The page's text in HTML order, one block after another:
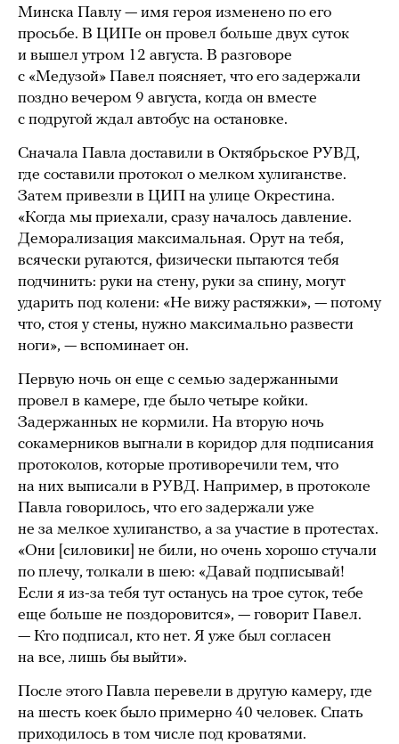
Минска Павлу — имя героя изменено по его
просьбе. В ЦИПе он провел больше двух суток
и вышел утром 12 августа. В разговоре
с «Медузой» Павел поясняет, что его задержали
поздно вечером 9 августа, когда он вместе
с подругой ждал автобус на остановке.
Сначала Павла доставили в Октябрьское РУВД,
где составили протокол о мелком хулиганстве.
Затем привезли в ЦИП на улице Окрестина.
«Когда мы приехали, сразу началось давление.
Деморализация максимальная. Орут на тебя,
всячески ругаются, физически пытаются тебя
подчинить: руки на стену, руки за спину, могут
ударить под колени: «Не вижу растяжки», — потому
что, стоя у стены, нужно максимально развести
ноги», — вспоминает он.
Первую ночь он еще с семью задержанными
провел в камере, где было четыре койки.
Задержанных не кормили. На вторую ночь
сокамерников выгнали в коридор для подписания
протоколов, которые противоречили тем, что
на них выписали в РУВД. Например, в протоколе
Павла говорилось, что его задержали уже
не за мелкое хулиганство, а за участие в протестах.
«Они [силовики] не били, но очень хорошо стучали
по плечу, толкали в шею: «Давай подписывай!
Если я из-за тебя тут останусь на трое суток, тебе
еще больше не поздоровится», — говорит Павел.
— Кто подписал, кто нет. Я уже был согласен
на все, лишь бы выйти».
После этого Павла перевели в другую камеру, где
на шесть коек было примерно 40 человек. Спать
приходилось в том числе под кроватями.